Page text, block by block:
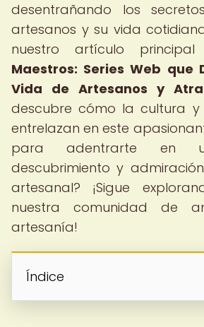
desentrañando los
artesanos y su vida
nuestro artículo
Maestros: Series Web que
Vida de Artesanos y
descubre cómo la cultura
entrelazan en este
para adentrarte en
descubrimiento y
artesanal? ¡Sigue
nuestra comunidad de
artesanía!
Índice